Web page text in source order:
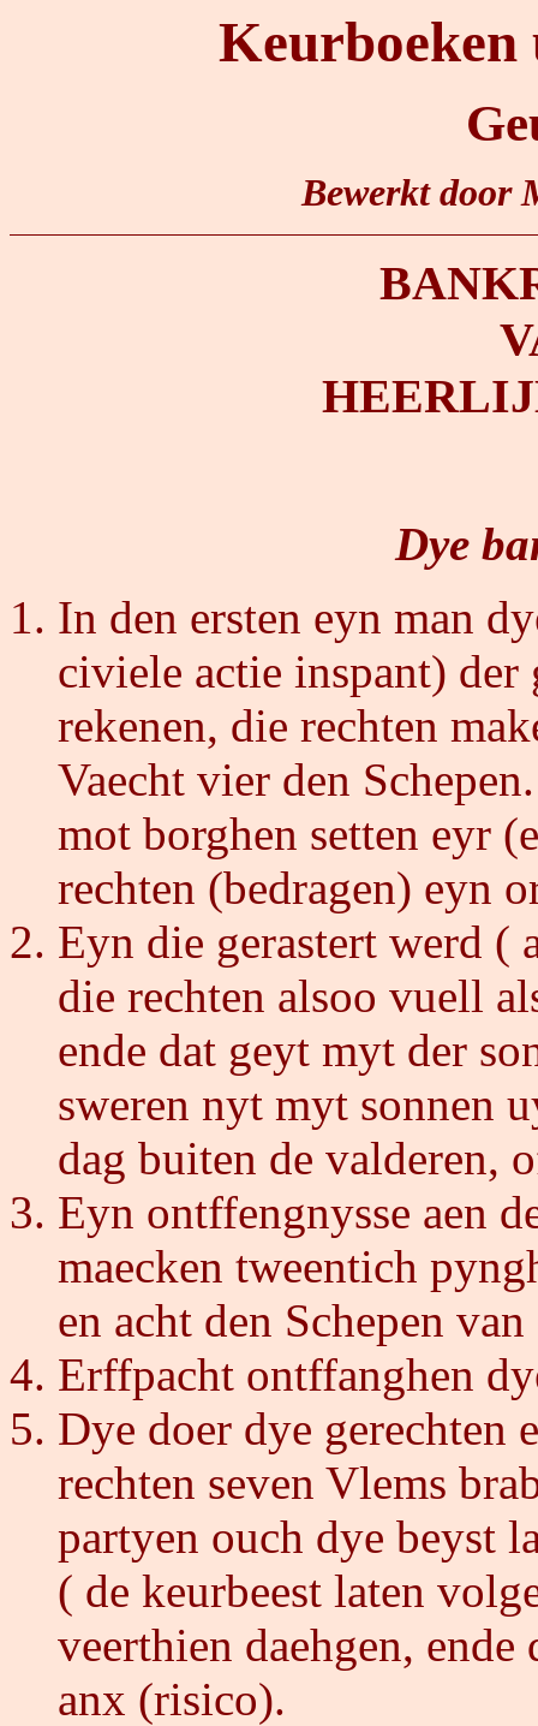
Bewerkt door
Dye
In den ersten eyn man
civiele actie inspant) der
rekenen, die rechten
Vaecht vier den
mot borghen setten eyr
rechten (bedragen) eyn
Eyn die gerastert werd (
die rechten alsoo vuell
ende dat geyt myt der
sweren nyt myt sonnen
dag buiten de valderen,
Eyn ontffengnysse aen
maecken tweentich
en acht den Schepen
Erffpacht ontffanghen
Dye doer dye gerechten
rechten seven Vlems
partyen ouch dye beyst
( de keurbeest laten
veerthien daehgen, ende
anx (risico).